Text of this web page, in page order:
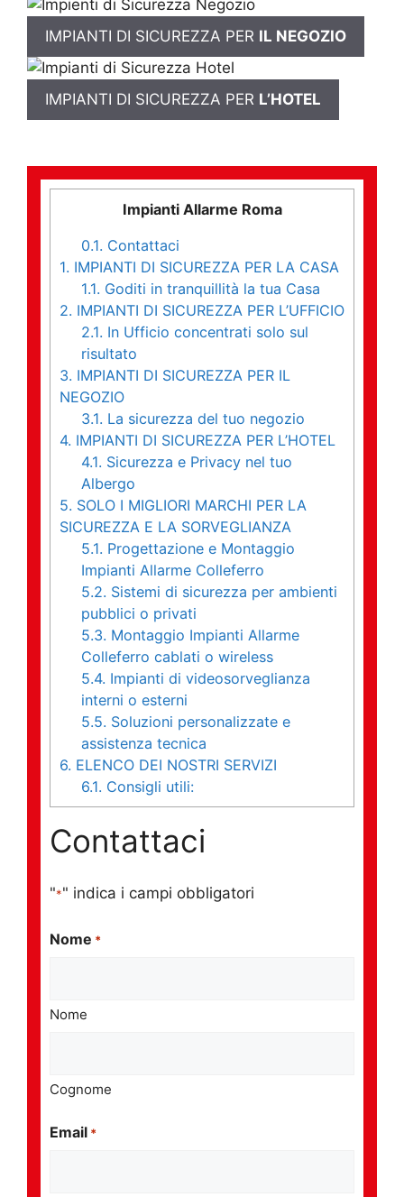
IMPIANTI DI SICUREZZA PER IL NEGOZIO
IMPIANTI DI SICUREZZA PER L’HOTEL
Impianti Allarme Roma
0.1. Contattaci
1. IMPIANTI DI SICUREZZA PER LA CASA
1.1. Goditi in tranquillità la tua Casa
2. IMPIANTI DI SICUREZZA PER L’UFFICIO
2.1. In Ufficio concentrati solo sul
risultato
3. IMPIANTI DI SICUREZZA PER IL
NEGOZIO
3.1. La sicurezza del tuo negozio
4. IMPIANTI DI SICUREZZA PER L’HOTEL
4.1. Sicurezza e Privacy nel tuo
Albergo
5. SOLO I MIGLIORI MARCHI PER LA
SICUREZZA E LA SORVEGLIANZA
5.1. Progettazione e Montaggio
Impianti Allarme Colleferro
5.2. Sistemi di sicurezza per ambienti
pubblici o privati
5.3. Montaggio Impianti Allarme
Colleferro cablati o wireless
5.4. Impianti di videosorveglianza
interni o esterni
5.5. Soluzioni personalizzate e
assistenza tecnica
6. ELENCO DEI NOSTRI SERVIZI
6.1. Consigli utili:
Contattaci
"*" indica i campi obbligatori
Nome *
Nome
Cognome
Email *